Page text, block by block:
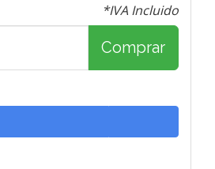
*IVA Incluido
Comprar